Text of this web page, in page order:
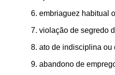
embriaguez habitual
violação de segredo
ato de indisciplina ou
abandono de